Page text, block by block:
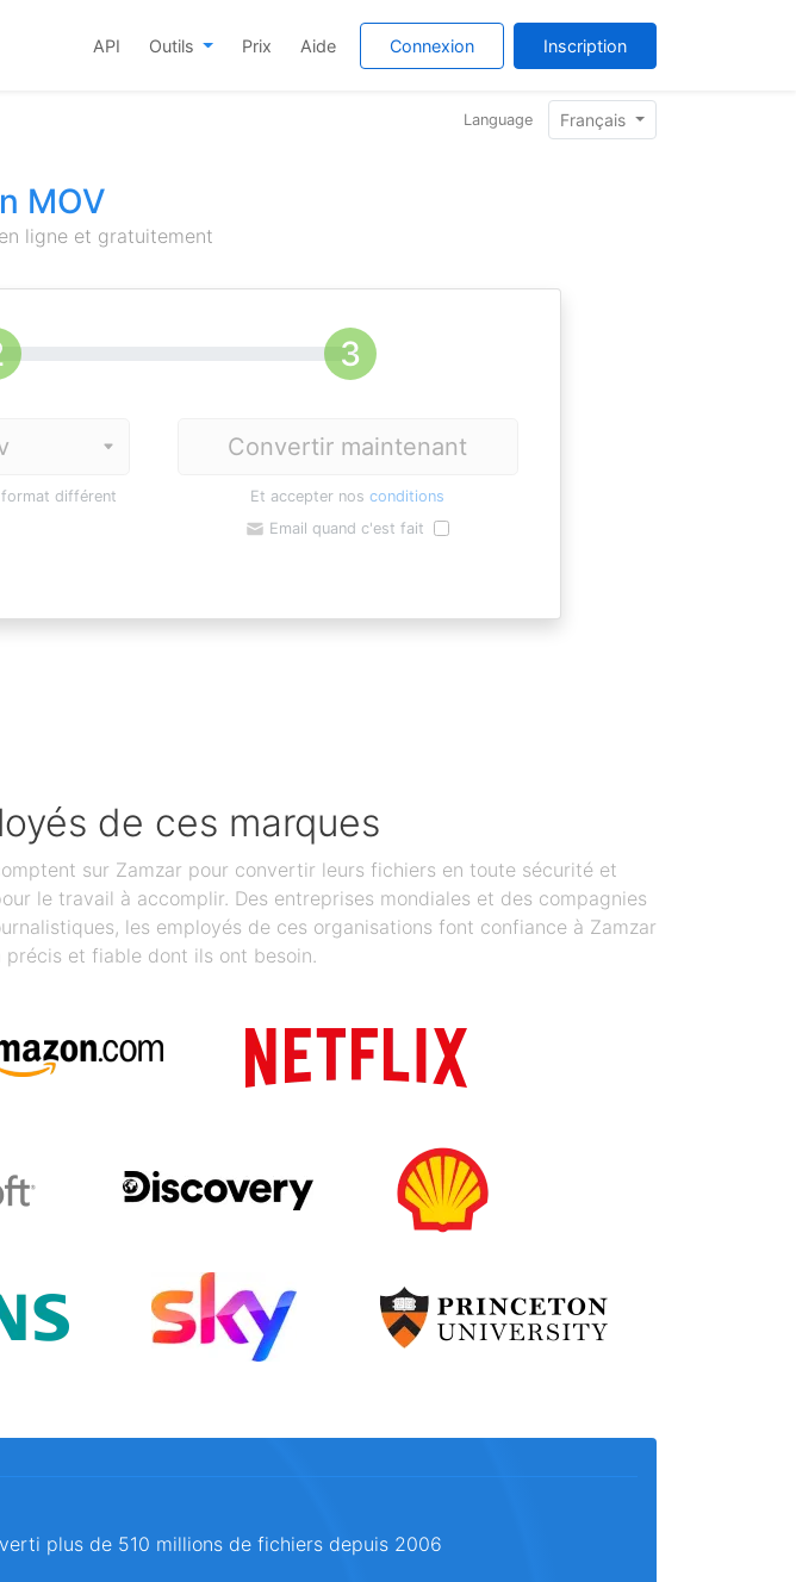
API Outils Prix Aide Connexion Inscription
Language Français
MOV
ligne et gratuitement
différent
Convertir maintenant
Et accepter nosconditions
Email quand c'est fait
de ces marques
sur Zamzar pour convertir leurs fichiers en toute sécurité et
le travail à accomplir. Des entreprises mondiales et des compagnies
les employés de ces organisations font confiance à Zamzar
et fiable dont ils ont besoin.
plus de 510 millions de fichiers depuis 2006